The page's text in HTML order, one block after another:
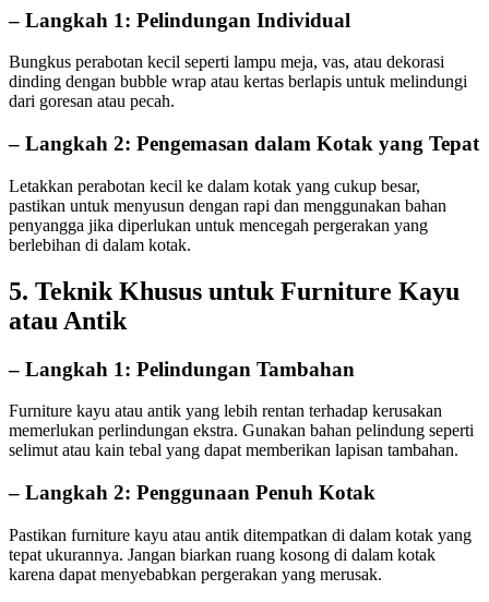
– Langkah 1: Pelindungan Individual
Bungkus perabotan kecil seperti lampu meja, vas, atau dekorasi
dinding dengan bubble wrap atau kertas berlapis untuk melindungi
dari goresan atau pecah.
– Langkah 2: Pengemasan dalam Kotak yang Tepat
Letakkan perabotan kecil ke dalam kotak yang cukup besar,
pastikan untuk menyusun dengan rapi dan menggunakan bahan
penyangga jika diperlukan untuk mencegah pergerakan yang
berlebihan di dalam kotak.
5. Teknik Khusus untuk Furniture Kayu
atau Antik
– Langkah 1: Pelindungan Tambahan
Furniture kayu atau antik yang lebih rentan terhadap kerusakan
memerlukan perlindungan ekstra. Gunakan bahan pelindung seperti
selimut atau kain tebal yang dapat memberikan lapisan tambahan.
– Langkah 2: Penggunaan Penuh Kotak
Pastikan furniture kayu atau antik ditempatkan di dalam kotak yang
tepat ukurannya. Jangan biarkan ruang kosong di dalam kotak
karena dapat menyebabkan pergerakan yang merusak.